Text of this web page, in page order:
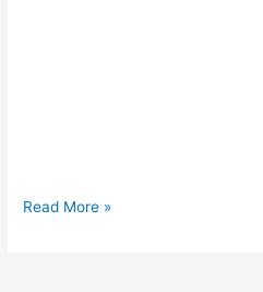
96
Read More »